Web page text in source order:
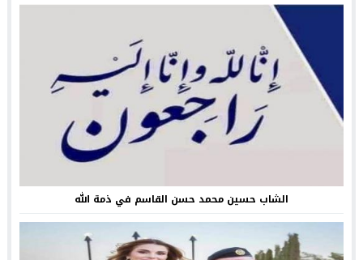
الشاب حسين محمد حسن القاسم في ذمة الله